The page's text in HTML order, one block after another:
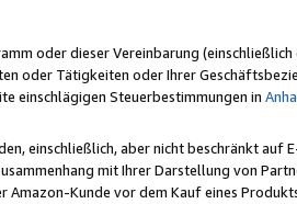
oder dieser Vereinbarung
oder Tätigkeiten oder Ihrer
einschlägigen Steuerbestimmungen in
einschließlich, aber nicht beschränkt auf
mit Ihrer Darstellung von
Kunde vor dem Kauf eines